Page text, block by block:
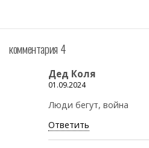
комментария 4
Дед Коля
01.09.2024
Люди бегут, война
Ответить